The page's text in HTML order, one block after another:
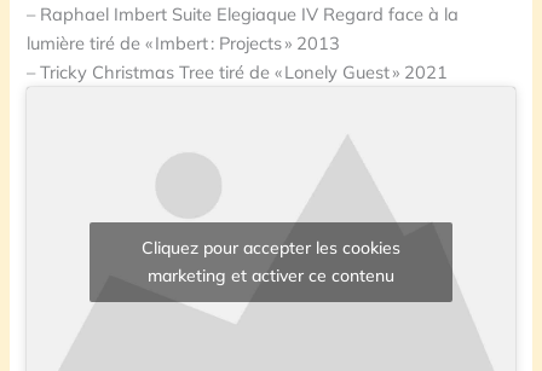
– Raphael Imbert Suite Elegiaque IV Regard face à la
lumière tiré de « Imbert : Projects » 2013
– Tricky Christmas Tree tiré de « Lonely Guest » 2021
Cliquez pour accepter les cookies
marketing et activer ce contenu